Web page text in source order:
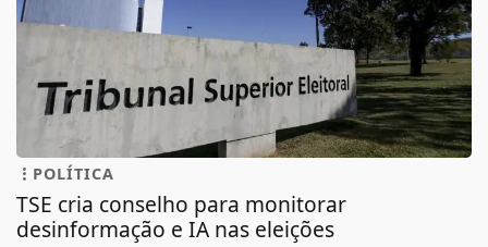
POLÍTICA
TSE cria conselho para monitorar
desinformação e IA nas eleições